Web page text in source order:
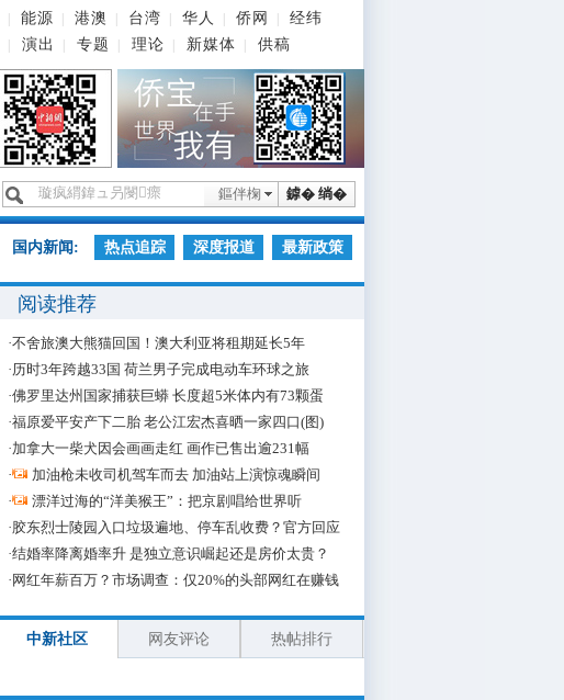
能源 港澳 台湾 华人 侨网
经纬
演出 专题 理论 新媒体 供稿
鎼� 绱�
鏂伴椈
国内新闻: 热点追踪 深度报道 最新政策
阅读推荐
·不舍旅澳大熊猫回国！澳大利亚将租期延长5年
·历时3年跨越33国 荷兰男子完成电动车环球之旅
·佛罗里达州国家捕获巨蟒 长度超5米体内有73颗蛋
·福原爱平安产下二胎 老公江宏杰喜晒一家四口(图)
·加拿大一柴犬因会画画走红 画作已售出逾231幅
·
加油枪未收司机驾车而去 加油站上演惊魂瞬间
·
漂洋过海的“洋美猴王”：把京剧唱给世界听
·胶东烈士陵园入口垃圾遍地、停车乱收费？官方回应
·结婚率降离婚率升 是独立意识崛起还是房价太贵？
· 网红年薪百万？市场调查：仅20%的头部网红在赚钱
中新社区 网友评论 热帖排行